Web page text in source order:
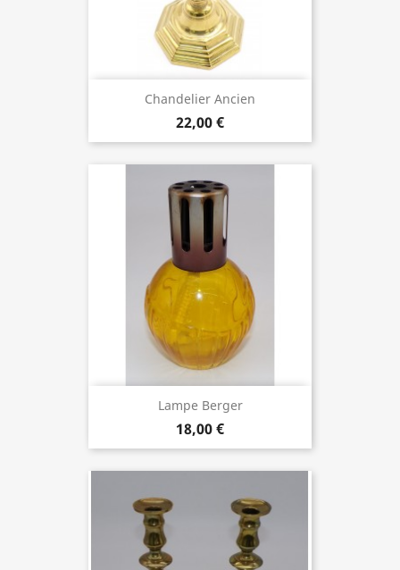
Chandelier Ancien
22,00 €
Lampe Berger
18,00 €